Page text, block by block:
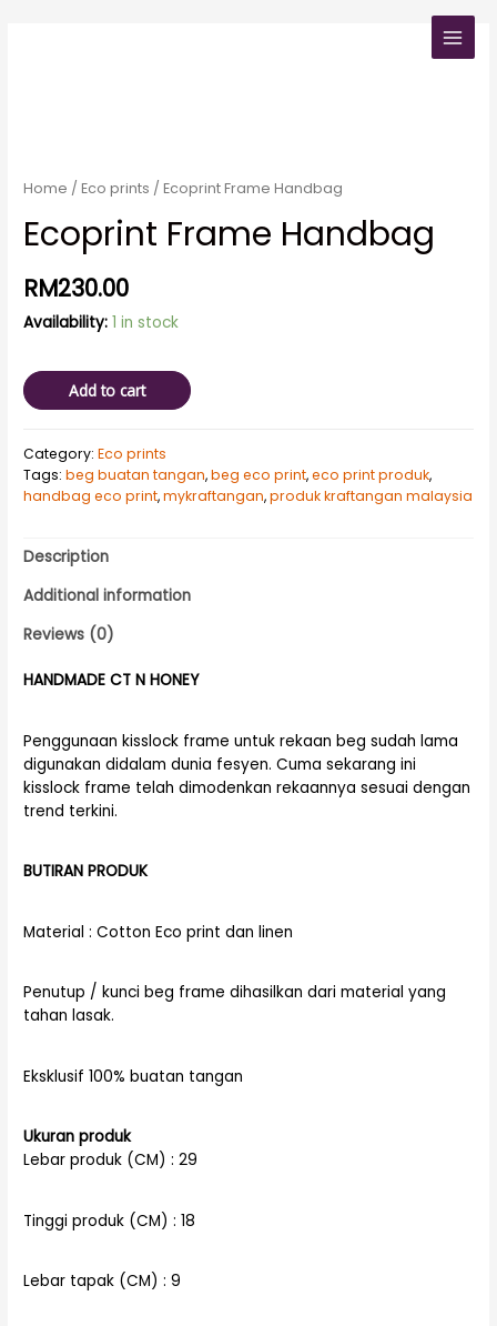
Home /Eco prints / Ecoprint Frame Handbag
Ecoprint Frame Handbag
RM230.00
Availability: 1 in stock
Add to cart
Category:Eco prints
Tags:beg buatan tangan,beg eco print,eco print produk,
handbag eco print,mykraftangan,produk kraftangan malaysia
Description
Additional information
Reviews (0)
HANDMADE CT N HONEY
Penggunaan kisslock frame untuk rekaan beg sudah lama
digunakan didalam dunia fesyen. Cuma sekarang ini
kisslock frame telah dimodenkan rekaannya sesuai dengan
trend terkini.
BUTIRAN PRODUK
Material : Cotton Eco print dan linen
Penutup / kunci beg frame dihasilkan dari material yang
tahan lasak.
Eksklusif 100% buatan tangan
Ukuran produk
Lebar produk (CM) : 29
Tinggi produk (CM) : 18
Lebar tapak (CM) : 9